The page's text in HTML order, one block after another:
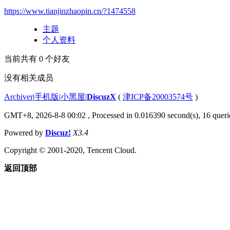
https://www.tianjinzhaopin.cn/?1474558
主题
个人资料
当前共有 0 个好友
没有相关成员
Archiver|手机版|小黑屋|DiscuzX ( 津ICP备20003574号 )
GMT+8, 2026-8-8 00:02 , Processed in 0.016390 second(s), 16
Powered by Discuz! X3.4
Copyright © 2001-2020, Tencent Cloud.
返回顶部